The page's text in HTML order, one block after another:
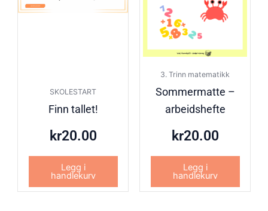
SKOLESTART
Finn tallet!
kr20.00
Legg i
handlekurv
3. Trinn matematikk
Sommermatte –
arbeidshefte
kr20.00
Legg i
handlekurv